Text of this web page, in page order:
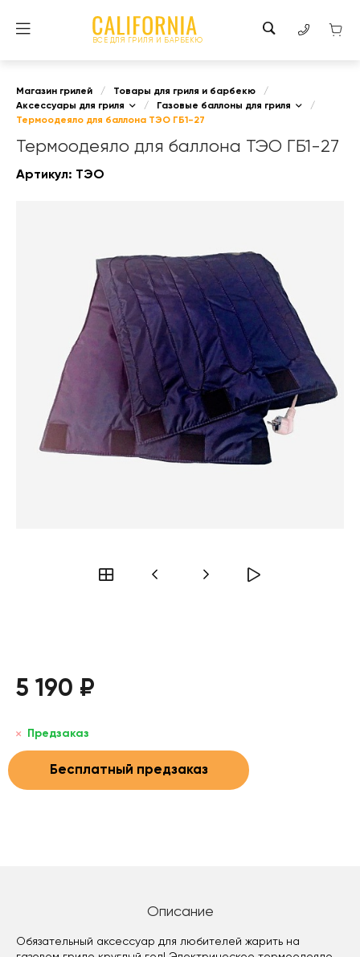
ВСЕ ДЛЯ ГРИЛЯ И БАРБЕКЮ
Магазин грилей / Товары для гриля и барбекю
/
Аксессуары для гриля
/ Газовые баллоны для гриля
/
Термоодеяло для баллона ТЭО ГБ1-27
Термоодеяло для баллона ТЭО ГБ1-27
Артикул: ТЭО
5 190 ₽
Предзаказ
Бесплатный предзаказ
Описание
Обязательный аксессуар для любителей жарить на